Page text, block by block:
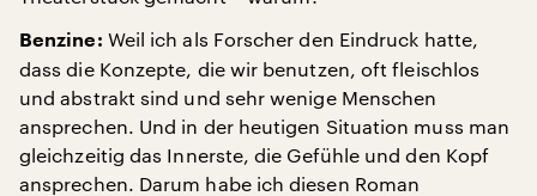
Benzine: Weil ich als Forscher den Eindruck hatte,
dass die Konzepte, die wir benutzen, oft fleischlos
und abstrakt sind und sehr wenige Menschen
ansprechen. Und in der heutigen Situation muss man
gleichzeitig das Innerste, die Gefühle und den Kopf
ansprechen. Darum habe ich diesen Roman